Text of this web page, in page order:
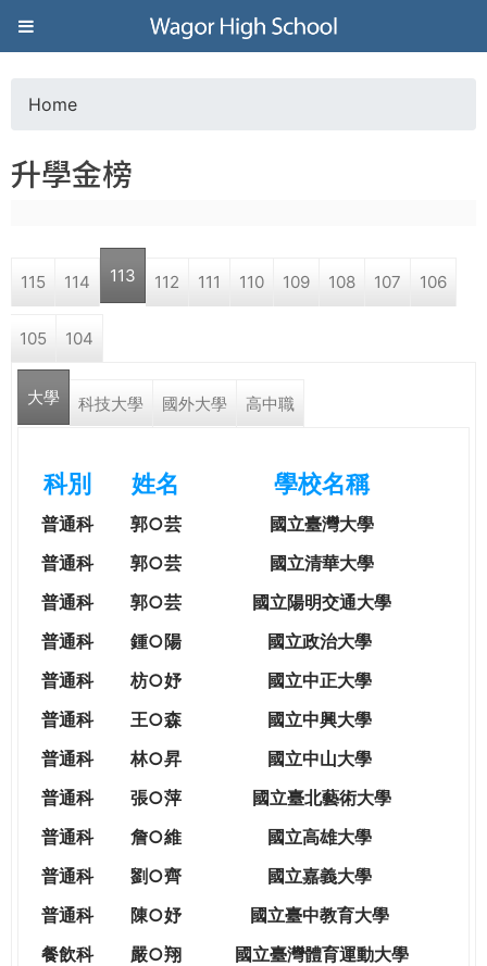
Jump to navigation
葳
格
高
學
WAGOR
TODAY
o
a
r
e
e
Home
升學金榜
115 114 113 112 111 110 109 108 107 106
105 104
大學 科技大學 國外大學 高中職
科別 姓名 學校名稱
普通科 郭○芸
國立臺灣大學
普通科
郭○芸
國立清華大學
普通科
郭○芸
國立陽明交通大學
普通科
鍾○陽
國立政治大學
普通科
枋○妤
國立中正大學
普通科
王○森
國立中興大學
普通科
林○昇
國立中山大學
普通科
張○萍
國立臺北藝術大學
普通科
詹○維
國立高雄大學
普通科
劉○齊
國立嘉義大學
普通科
陳○妤
國立臺中教育大學
餐飲科
嚴○翔 國立臺灣體育運動大學